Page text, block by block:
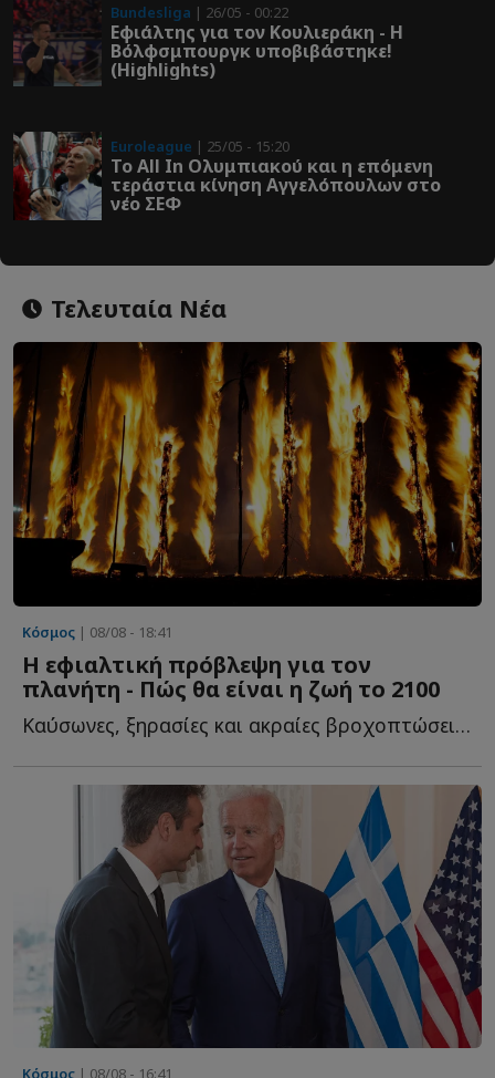
Bundesliga | 26/05 - 00:22
Εφιάλτης για τον Κουλιεράκη - Η
Βόλφσμπουργκ υποβιβάστηκε!
(Highlights)
Euroleague | 25/05 - 15:20
Το All In Ολυμπιακού και η επόμενη
τεράστια κίνηση Αγγελόπουλων στο
νέο ΣΕΦ
Τελευταία Νέα
Κόσμος | 08/08 - 18:41
Η εφιαλτική πρόβλεψη για τον
πλανήτη - Πώς θα είναι η ζωή το 2100
Καύσωνες, ξηρασίες και ακραίες βροχοπτώσεις εκδηλώνονται ο...
Κόσμος | 08/08 - 16:41